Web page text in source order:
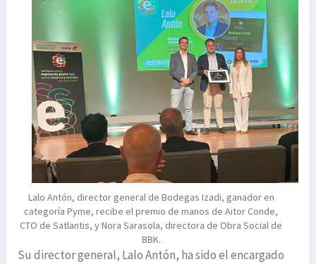
Lalo Antón, director general de Bodegas Izadi, ganador en
categoría Pyme, recibe el premio de manos de Aitor Conde,
CTO de Satlantis, y Nora Sarasola, directora de Obra Social de
BBK.
Su director general, Lalo Antón, ha sido el encargado